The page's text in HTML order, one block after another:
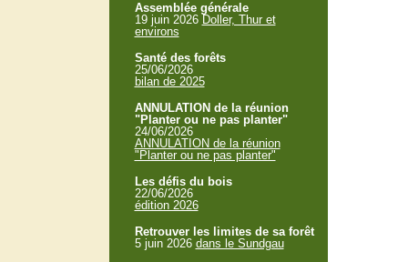
Assemblée générale
19 juin 2026 Doller, Thur et
environs
Santé des forêts
25/06/2026
bilan de 2025
ANNULATION de la réunion
"Planter ou ne pas planter"
24/06/2026
ANNULATION de la réunion
"Planter ou ne pas planter"
Les défis du bois
22/06/2026
édition 2026
Retrouver les limites de sa forêt
5 juin 2026 dans le Sundgau